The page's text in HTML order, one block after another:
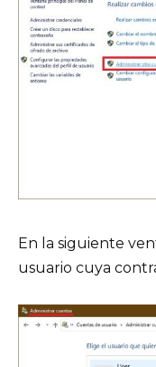
En la siguiente
usuario cuya